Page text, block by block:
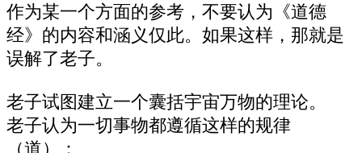
作为某一个方面的参考，不要认为《道德
经》的内容和涵义仅此。如果这样，那就是
误解了老子。
老子试图建立一个囊括宇宙万物的理论。
老子认为一切事物都遵循这样的规律